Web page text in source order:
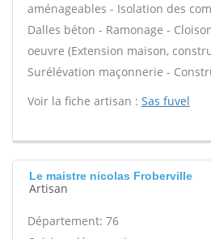
aménageables - Isolation des
Dalles béton - Ramonage -
oeuvre (Extension maison,
Surélévation maçonnerie -
Voir la fiche artisan : Sas fuvel
Le maistre nicolas Froberville
Artisan
Département: 76